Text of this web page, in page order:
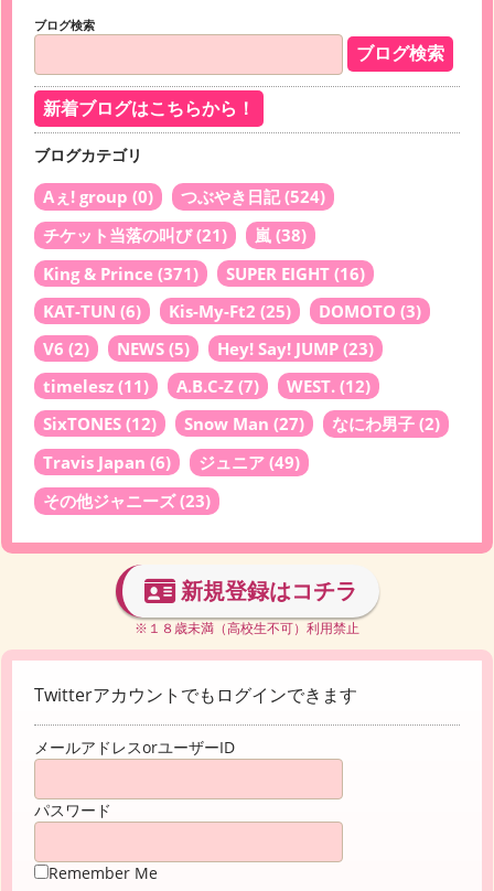
ブログ検索
新着ブログはこちらから！
ブログカテゴリ
Aぇ! group (0) つぶやき日記(524)
チケット当落の叫び(21) 嵐 (38)
King & Prince (371) SUPER EIGHT (16)
KAT-TUN (6) Kis-My-Ft2 (25) DOMOTO (3)
V6 (2) NEWS (5) Hey! Say! JUMP (23)
timelesz (11) A.B.C-Z (7) WEST. (12)
SixTONES (12) Snow Man (27) なにわ男子 (2)
Travis Japan (6) ジュニア (49)
その他ジャニーズ(23)
新規登録はコチラ
※１８歳未満（高校生不可）利用禁止
Twitterアカウントでもログインできます
メールアドレスorユーザーID
パスワード
Remember Me